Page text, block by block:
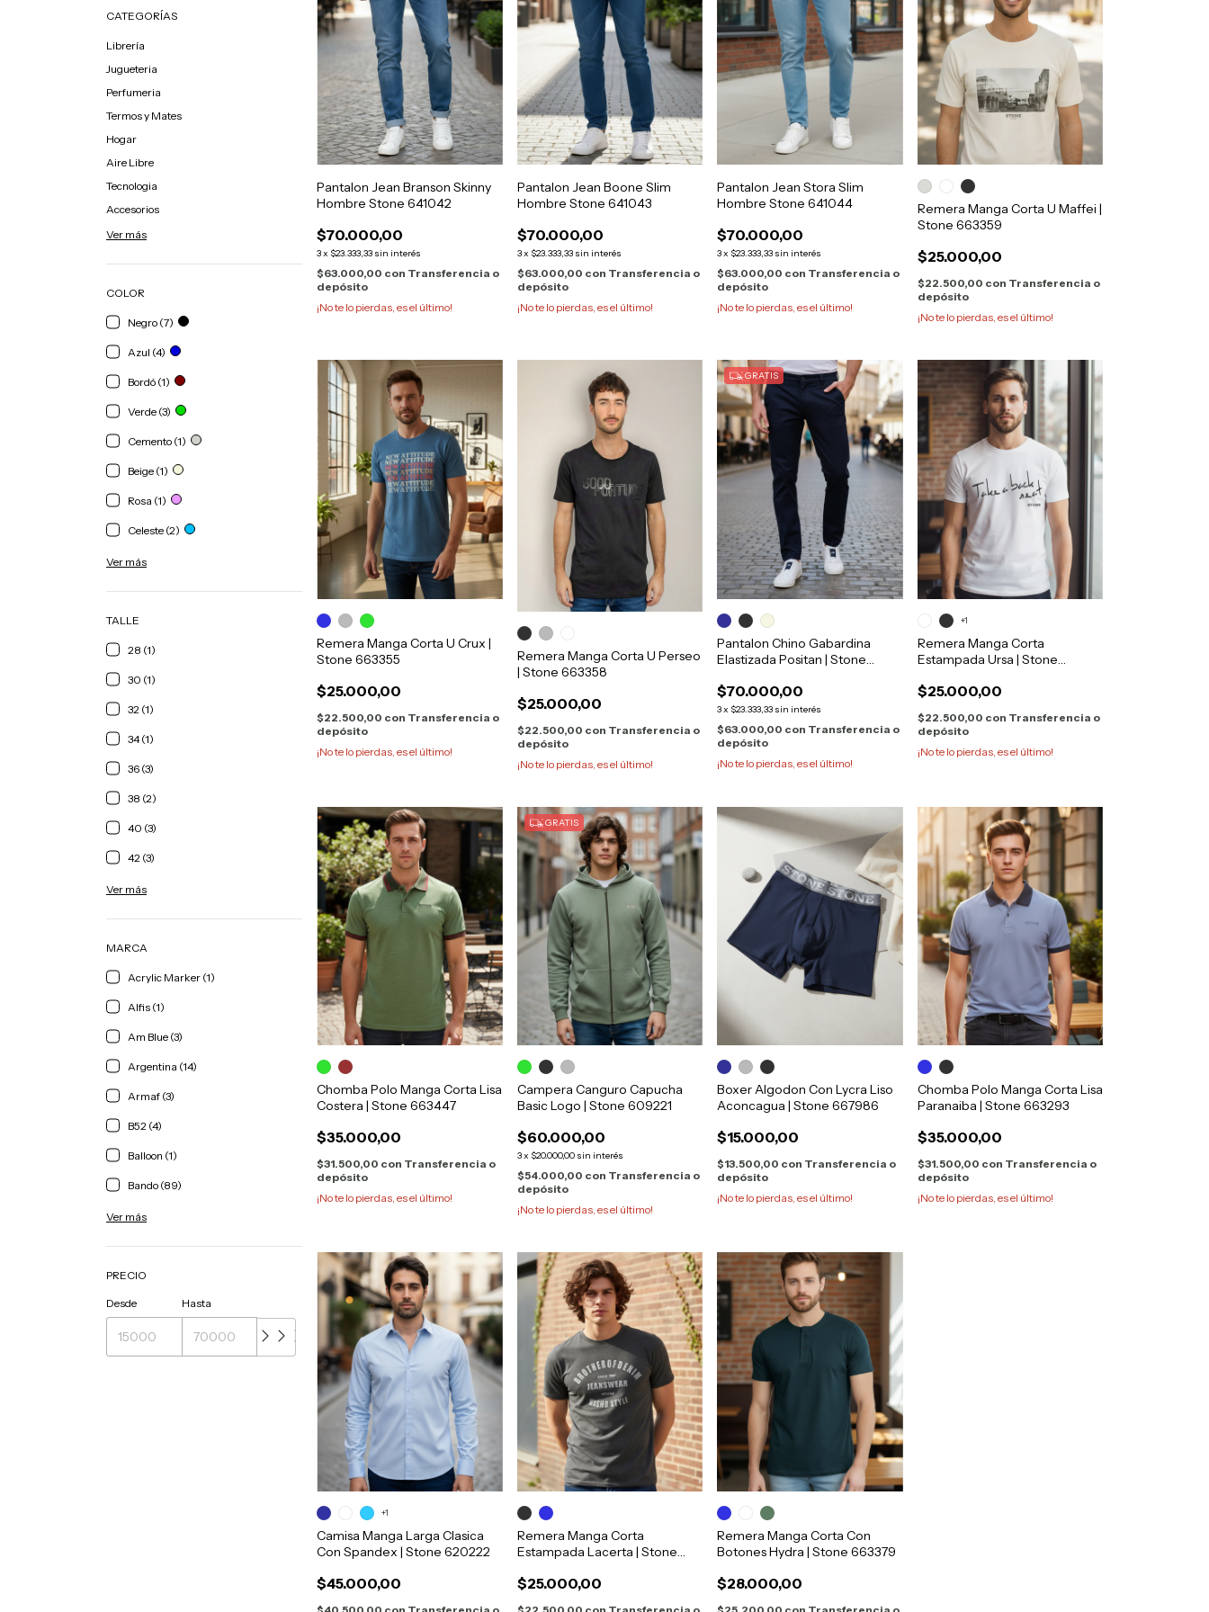
CATEGORÍAS
Librería
Jugueteria
Perfumeria
Termos y Mates
Hogar
Aire Libre
Tecnologia
Accesorios
Ver más
COLOR
Negro (7)
Azul (4)
Bordó (1)
Verde (3)
Cemento (1)
Beige (1)
Rosa (1)
Celeste (2)
Ver más
TALLE
28 (1)
30 (1)
32 (1)
34 (1)
36 (3)
38 (2)
40 (3)
42 (3)
Ver más
MARCA
Acrylic Marker (1)
Alfis (1)
Am Blue (3)
Argentina (14)
Armaf (3)
B52 (4)
Balloon (1)
Bando (89)
Ver más
PRECIO
Desde Hasta
Pantalon Jean Branson Skinny
Hombre Stone 641042
$70.000,00
3x $23.333,33 sin interés
$63.000,00 con Transferencia o
depósito
¡No te lo pierdas, es el último!
Pantalon Jean Boone Slim
Hombre Stone 641043
$70.000,00
3x $23.333,33 sin interés
$63.000,00 con Transferencia o
depósito
¡No te lo pierdas, es el último!
Pantalon Jean Stora Slim
Hombre Stone 641044
$70.000,00
3x $23.333,33 sin interés
$63.000,00 con Transferencia o
depósito
¡No te lo pierdas, es el último!
Remera Manga Corta U Maffei |
Stone 663359
$25.000,00
$22.500,00 con Transferencia o
depósito
¡No te lo pierdas, es el último!
Remera Manga Corta U Crux |
Stone 663355
$25.000,00
$22.500,00 con Transferencia o
depósito
¡No te lo pierdas, es el último!
Remera Manga Corta U Perseo
| Stone 663358
$25.000,00
$22.500,00 con Transferencia o
depósito
¡No te lo pierdas, es el último!
GRATIS
Pantalon Chino Gabardina
Elastizada Positan | Stone
$70.000,00
3x $23.333,33 sin interés
$63.000,00 con Transferencia o
depósito
¡No te lo pierdas, es el último!
Remera Manga Corta
Estampada Ursa | Stone
$25.000,00
$22.500,00 con Transferencia o
depósito
¡No te lo pierdas, es el último!
+1
Chomba Polo Manga Corta Lisa
Costera | Stone 663447
$35.000,00
$31.500,00 con Transferencia o
depósito
¡No te lo pierdas, es el último!
GRATIS
Campera Canguro Capucha
Basic Logo | Stone 609221
$60.000,00
3x $20.000,00 sin interés
$54.000,00 con Transferencia o
depósito
¡No te lo pierdas, es el último!
Boxer Algodon Con Lycra Liso
Aconcagua | Stone 667986
$15.000,00
$13.500,00 con Transferencia o
depósito
¡No te lo pierdas, es el último!
Chomba Polo Manga Corta Lisa
Paranaiba | Stone 663293
$35.000,00
$31.500,00 con Transferencia o
depósito
¡No te lo pierdas, es el último!
Camisa Manga Larga Clasica
Con Spandex | Stone 620222
$45.000,00
+1
Remera Manga Corta
Estampada Lacerta | Stone
$25.000,00
Remera Manga Corta Con
Botones Hydra | Stone 663379
$28.000,00